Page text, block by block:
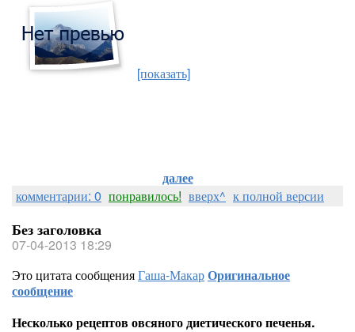
[показать]
далее
комментарии: 0 понравилось! вверх^ к полной версии
Без заголовка
07-04-2013 18:29
Это цитата сообщенияГаша-МакарОригинальное
сообщение
Несколько рецептов овсяного диетического печенья.